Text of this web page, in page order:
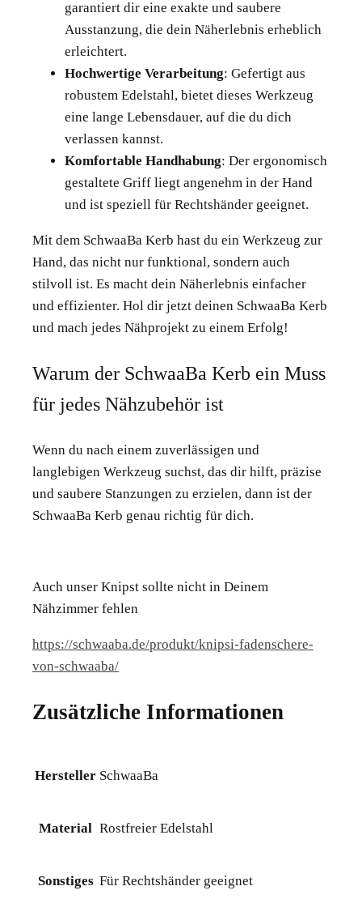
garantiert dir eine exakte und saubere
Ausstanzung, die dein Näherlebnis erheblich
erleichtert.
Hochwertige Verarbeitung: Gefertigt aus
robustem Edelstahl, bietet dieses Werkzeug
eine lange Lebensdauer, auf die du dich
verlassen kannst.
Komfortable Handhabung: Der ergonomisch
gestaltete Griff liegt angenehm in der Hand
und ist speziell für Rechtshänder geeignet.
Mit dem SchwaaBa Kerb hast du ein Werkzeug zur
Hand, das nicht nur funktional, sondern auch
stilvoll ist. Es macht dein Näherlebnis einfacher
und effizienter. Hol dir jetzt deinen SchwaaBa Kerb
und mach jedes Nähprojekt zu einem Erfolg!
Warum der SchwaaBa Kerb ein Muss
für jedes Nähzubehör ist
Wenn du nach einem zuverlässigen und
langlebigen Werkzeug suchst, das dir hilft, präzise
und saubere Stanzungen zu erzielen, dann ist der
SchwaaBa Kerb genau richtig für dich.
Auch unser Knipst sollte nicht in Deinem
Nähzimmer fehlen
https://schwaaba.de/produkt/knipsi-fadenschere-
von-schwaaba/
Zusätzliche Informationen
Hersteller SchwaaBa
Material Rostfreier Edelstahl
Sonstiges Für Rechtshänder geeignet